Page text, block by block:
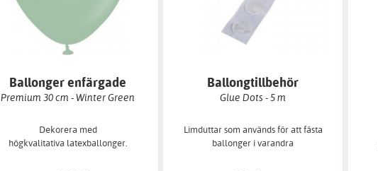
Ballonger enfärgade
Premium 30 cm - Winter Green
Dekorera med
högkvalitativa latexballonger.
Ballongtillbehör
Glue Dots - 5 m
Limduttar som används för att fästa
ballonger i varandra